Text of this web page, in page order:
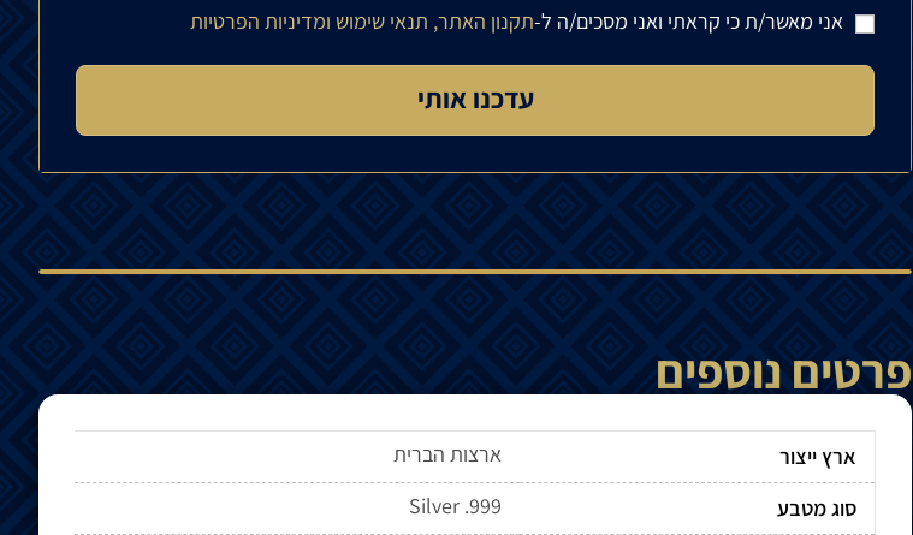
אני מאשר/ת כי קראתי ואני מסכים/ה ל-תקנון האתר, תנאי שימוש ומדיניות הפרטיות
פרטים נוספים
ארץ ייצור
ארצות הברית
סוג מטבע
Silver .999